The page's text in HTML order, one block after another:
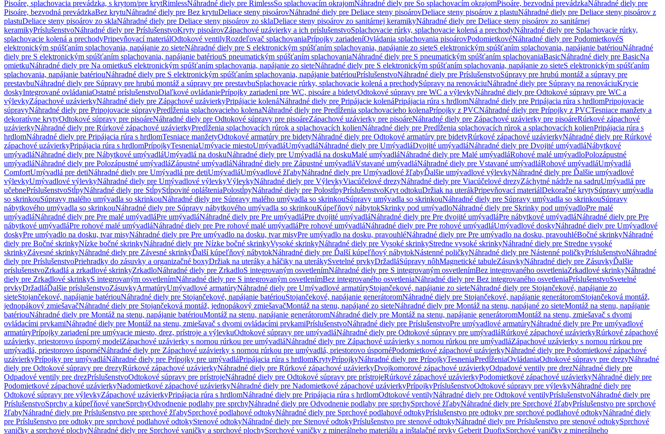
Pisoáre, splachovacia prevádzka, s krytom/pre krytRimlessNáhradné diely pre RimlessSo splachovacím okrajomNáhradné diely pre So splachovacím okrajomPisoáre, bezvodná prevádzkaNáhradné diely pre
Pisoáre, bezvodná prevádzkaBez krytuNáhradné diely pre Bez krytuDeliace steny pisoárovNáhradné diely pre Deliace steny pisoárovDeliace steny pisoárov z plastuNáhradné diely pre Deliace steny pisoárov z
plastuDeliace steny pisoárov zo sklaNáhradné diely pre Deliace steny pisoárov zo sklaDeliace steny pisoárov zo sanitárnej keramikyNáhradné diely pre Deliace steny pisoárov zo sanitárnej
keramikyPríslušenstvoNáhradné diely pre PríslušenstvoKryty pisoárovZápachové uzávierky a ich príslušenstvoSplachovacie rúrky, splachovacie kolená a prechodyNáhradné diely pre Splachovacie rúrky,
splachovacie kolená a prechodyPripevňovací materiálOdtokové ventilyRozdeľovač splachovaniaPrípojky zariadeníOvládania splachovania pisoárovPodomietkovéNáhradné diely pre PodomietkovéS
elektronickým spúšťaním splachovania, napájanie zo sieteNáhradné diely pre S elektronickým spúšťaním splachovania, napájanie zo sieteS elektronickým spúšťaním splachovania, napájanie batériouNáhradné
diely pre S elektronickým spúšťaním splachovania, napájanie batériouS pneumatickým spúšťaním splachovaniaNáhradné diely pre S pneumatickým spúšťaním splachovaniaBasicNáhradné diely pre BasicNa
omietkuNáhradné diely pre Na omietkuS elektronickým spúšťaním splachovania, napájanie zo sieteNáhradné diely pre S elektronickým spúšťaním splachovania, napájanie zo sieteS elektronickým spúšťaním
splachovania, napájanie batériouNáhradné diely pre S elektronickým spúšťaním splachovania, napájanie batériouPríslušenstvoNáhradné diely pre PríslušenstvoSúpravy pre hrubú montáž a súpravy pre
prestavbuNáhradné diely pre Súpravy pre hrubú montáž a súpravy pre prestavbuSplachovacie rúrky, splachovacie kolená a prechodySúpravy na renováciuNáhradné diely pre Súpravy na renováciuKrycie
doskyIntegrované ovládaniaOstatné príslušenstvoDiaľkové ovládaniePrípojky zariadení pre WC, pisoáre a bidetyOdtokové súpravy pre WC a výlevkyNáhradné diely pre Odtokové súpravy pre WC a
výlevkyZápachové uzávierkyNáhradné diely pre Zápachové uzávierkyPripájacie kolenáNáhradné diely pre Pripájacie kolenáPripájacia rúra s hrdlomNáhradné diely pre Pripájacia rúra s hrdlomPripojovacie
súpravyNáhradné diely pre Pripojovacie súpravyPredĺženia splachovacieho kolenaNáhradné diely pre Predĺženia splachovacieho kolenaPrípojky z PVCNáhradné diely pre Prípojky z PVCTesniace manžety a
dekoratívne krytyOdtokové súpravy pre pisoáreNáhradné diely pre Odtokové súpravy pre pisoáreZápachové uzávierky pre pisoáreNáhradné diely pre Zápachové uzávierky pre pisoáreRúrkové zápachové
uzávierkyNáhradné diely pre Rúrkové zápachové uzávierkyPredĺženia splachovacích rúrok a splachovacích kolienNáhradné diely pre Predĺženia splachovacích rúrok a splachovacích kolienPripájacia rúra s
hrdlomNáhradné diely pre Pripájacia rúra s hrdlomTesniace manžetyOdtokové armatúry pre bidetyNáhradné diely pre Odtokové armatúry pre bidetyRúrkové zápachové uzávierkyNáhradné diely pre Rúrkové
zápachové uzávierkyPripájacia rúra s hrdlomPrípojkyTesneniaUmývacie miestoUmývadláUmývadláNáhradné diely pre UmývadláDvojité umývadláNáhradné diely pre Dvojité umývadláNábytkové
umývadláNáhradné diely pre Nábytkové umývadláUmývadlá na doskuNáhradné diely pre Umývadlá na doskuMalé umývadláNáhradné diely pre Malé umývadláRohové malé umývadloPolozápustné
umývadláNáhradné diely pre Polozápustné umývadláZápustné umývadláNáhradné diely pre Zápustné umývadláVstavané umývadláNáhradné diely pre Vstavané umývadláRohové umývadláUmývadlá
ComfortUmývadlá pre detiNáhradné diely pre Umývadlá pre detiUmývadláUmývadlové žľabyNáhradné diely pre Umývadlové žľabyĎalšie umývadlové výlevkyNáhradné diely pre Ďalšie umývadlové
výlevkyUmývadlové výlevkyNáhradné diely pre Umývadlové výlevkyVýlevkyNáhradné diely pre VýlevkyViacúčelové drezyNáhradné diely pre Viacúčelové drezyZáchytné nádrže na sadruUmývadlá pre
učebnePríslušenstvoStĺpyNáhradné diely pre StĺpyStĺpovité oplášteniaPolostĺpyNáhradné diely pre PolostĺpyPríslušenstvoKryt odtokuDržiak na uterákPripevňovací materiálDekoračné krytySúpravy umývadla
so skrinkouSúpravy malého umývadla so skrinkouNáhradné diely pre Súpravy malého umývadla so skrinkouSúpravy umývadla so skrinkouNáhradné diely pre Súpravy umývadla so skrinkouSúpravy
nábytkového umývadla so skrinkouNáhradné diely pre Súpravy nábytkového umývadla so skrinkouKúpeľňový nábytokSkrinky pod umývadloNáhradné diely pre Skrinky pod umývadloPre malé
umývadláNáhradné diely pre Pre malé umývadláPre umývadláNáhradné diely pre Pre umývadláPre dvojité umývadláNáhradné diely pre Pre dvojité umývadláPre nábytkové umývadláNáhradné diely pre Pre
nábytkové umývadláPre rohové malé umývadláNáhradné diely pre Pre rohové malé umývadláPre rohové umývadláNáhradné diely pre Pre rohové umývadláUmývadlové doskyNáhradné diely pre Umývadlové
doskyPre umývadlo na dosku, tvar misyNáhradné diely pre Pre umývadlo na dosku, tvar misyPre umývadlo na dosku, pravouhléNáhradné diely pre Pre umývadlo na dosku, pravouhléBočné skrinkyNáhradné
diely pre Bočné skrinkyNízke bočné skrinkyNáhradné diely pre Nízke bočné skrinkyVysoké skrinkyNáhradné diely pre Vysoké skrinkyStredne vysoké skrinkyNáhradné diely pre Stredne vysoké
skrinkyZávesné skrinkyNáhradné diely pre Závesné skrinkyĎalší kúpeľňový nábytokNáhradné diely pre Ďalší kúpeľňový nábytokNástenné poličkyNáhradné diely pre Nástenné poličkyPríslušenstvoNáhradné
diely pre PríslušenstvoPriehradky do zásuvky a organizačné boxyDržiak na uteráky a háčiky na uterákySvetelné prvkyDržadláSúpravy nôhMagnetické tabuleZásuvkyNáhradné diely pre ZásuvkyĎalšie
príslušenstvoZrkadlá a zrkadlové skrinkyZrkadloNáhradné diely pre ZrkadloS integrovaným osvetlenímNáhradné diely pre S integrovaným osvetlenímBez integrovaného osvetleniaZrkadlové skrinkyNáhradné
diely pre Zrkadlové skrinkyS integrovaným osvetlenímNáhradné diely pre S integrovaným osvetlenímBez integrovaného osvetleniaNáhradné diely pre Bez integrovaného osvetleniaPríslušenstvoSvetelné
prvkyDržadláĎalšie príslušenstvoZásuvkyArmatúryUmývadlové armatúryNáhradné diely pre Umývadlové armatúryStojančekové, napájanie zo sieteNáhradné diely pre Stojančekové, napájanie zo
sieteStojančekové, napájanie batériouNáhradné diely pre Stojančekové, napájanie batériouStojančekové, napájanie generátoromNáhradné diely pre Stojančekové, napájanie generátoromStojančeková montáž,
jednopákový zmiešavačNáhradné diely pre Stojančeková montáž, jednopákový zmiešavačMontáž na stenu, napájané zo sieteNáhradné diely pre Montáž na stenu, napájané zo sieteMontáž na stenu, napájanie
batériouNáhradné diely pre Montáž na stenu, napájanie batériouMontáž na stenu, napájanie generátoromNáhradné diely pre Montáž na stenu, napájanie generátoromMontáž na stenu, zmiešavač s dvomi
ovládacími prvkamiNáhradné diely pre Montáž na stenu, zmiešavač s dvomi ovládacími prvkamiPríslušenstvoNáhradné diely pre PríslušenstvoPre umývadlové armatúryNáhradné diely pre Pre umývadlové
armatúryPrípojky zariadení pre umývacie miesto, drez, prístroje a výlevkuOdtokové súpravy pre umývadláNáhradné diely pre Odtokové súpravy pre umývadláRúrkové zápachové uzávierkyRúrkové zápachové
uzávierky, priestorovo úsporný modelZápachové uzávierky s nornou rúrkou pre umývadláNáhradné diely pre Zápachové uzávierky s nornou rúrkou pre umývadláZápachové uzávierky s nornou rúrkou pre
umývadlá, priestorovo úspornéNáhradné diely pre Zápachové uzávierky s nornou rúrkou pre umývadlá, priestorovo úspornéPodomietkové zápachové uzávierkyNáhradné diely pre Podomietkové zápachové
uzávierkyPrípojky pre umývadláNáhradné diely pre Prípojky pre umývadláPripájacia rúra s hrdlomKrytyPrípojkyNáhradné diely pre PrípojkyTesneniaPredĺženiaOvládaniaOdtokové súpravy pre drezyNáhradné
diely pre Odtokové súpravy pre drezyRúrkové zápachové uzávierkyNáhradné diely pre Rúrkové zápachové uzávierkyDvojkomorové zápachové uzávierkyOdpadové ventily pre drezNáhradné diely pre
Odpadové ventily pre drezPríslušenstvoOdtokové súpravy pre prístrojeNáhradné diely pre Odtokové súpravy pre prístrojeRúrkové zápachové uzávierkyPodomietkové zápachové uzávierkyNáhradné diely pre
Podomietkové zápachové uzávierkyNadomietkové zápachové uzávierkyNáhradné diely pre Nadomietkové zápachové uzávierkyPrípojkyPríslušenstvoOdtokové súpravy pre výlevkyNáhradné diely pre
Odtokové súpravy pre výlevkyZápachové uzávierkyPripájacia rúra s hrdlomNáhradné diely pre Pripájacia rúra s hrdlomOdtokové ventilyNáhradné diely pre Odtokové ventilyPríslušenstvoNáhradné diely pre
PríslušenstvoSprchy a kúpeľňové vaneSprchyOdvodnenie podlahy pre sprchyNáhradné diely pre Odvodnenie podlahy pre sprchySprchové žľabyNáhradné diely pre Sprchové žľabyPríslušenstvo pre sprchové
žľabyNáhradné diely pre Príslušenstvo pre sprchové žľabySprchové podlahové odtokyNáhradné diely pre Sprchové podlahové odtokyPríslušenstvo pre odtoky pre sprchové podlahové odtokyNáhradné diely
pre Príslušenstvo pre odtoky pre sprchové podlahové odtokyStenové odtokyNáhradné diely pre Stenové odtokyPríslušenstvo pre stenové odtokyNáhradné diely pre Príslušenstvo pre stenové odtokySprchové
vaničky a sprchové plochyNáhradné diely pre Sprchové vaničky a sprchové plochySprchové vaničky z minerálneho materiálu a inštalačné prvky Geberit DuofixSprchové vaničky z minerálneho